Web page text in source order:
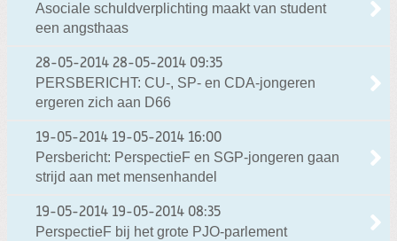
Asociale schuldverplichting maakt van student
een angsthaas
28-05-2014 28-05-2014 09:35
PERSBERICHT: CU-, SP- en CDA-jongeren
ergeren zich aan D66
19-05-2014 19-05-2014 16:00
Persbericht: PerspectieF en SGP-jongeren gaan
strijd aan met mensenhandel
19-05-2014 19-05-2014 08:35
PerspectieF bij het grote PJO-parlement